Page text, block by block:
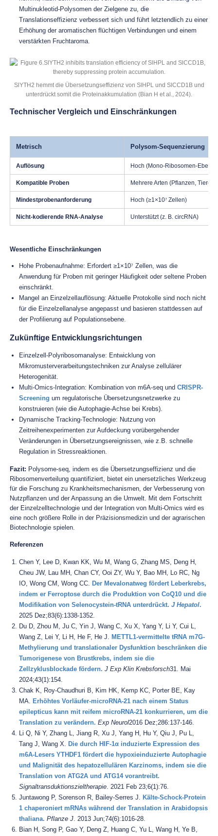
Multinukleotid-Polysomen der Zielgene zu, die
Translationseffizienz verbessert sich und führt letztendlich zu einer
Erhöhung der aromatischen flüchtigen Verbindungen und einem
verstärkten Fruchtaroma.
SlYTH2 hemmt die Übersetzungseffizienz von SlHPL und SlCCD1B und
unterdrückt somit die Proteinakkumulation (Bian H et al., 2024).
Technischer Vergleich und Einschränkungen
Metrisch Polysom-Sequenzierung
Auflösung Hoch (Mono-Ribosomen-Ebene)
Kompatible Proben Mehrere Arten (Pflanzen, Tiere,
Mindestprobenanforderung Hoch (≥1×10⁷ Zellen)
Nicht-kodierende RNA-Analyse Unterstützt (z. B. circRNA)
Wesentliche Einschränkungen
Hohe Probenaufnahme: Erfordert ≥1×10⁷ Zellen, was die
Anwendung für Proben mit geringer Häufigkeit oder seltene Proben
einschränkt.
Mangel an Einzelzellauflösung: Aktuelle Protokolle sind noch nicht
für die Einzelzellanalyse angepasst und basieren stattdessen auf
der Profilierung auf Populationsebene.
Zukünftige Entwicklungsrichtungen
Einzelzell-Polyribosomanalyse: Entwicklung von
Mikromusterverarbeitungstechniken zur Analyse zellulärer
Heterogenität.
Multi-Omics-Integration: Kombination von m6A-seq und CRISPR-
Screening um regulatorische Übersetzungsnetzwerke zu
konstruieren (wie die Autophagie-Achse bei Krebs).
Dynamische Tracking-Technologie: Nutzung von
Zeitreihenexperimenten zur Aufdeckung vorübergehender
Veränderungen in Übersetzungsereignissen, wie z.B. schnelle
Regulation in Stressreaktionen.
Fazit: Polysome-seq, indem es die Übersetzungseffizienz und die
Ribosomenverteilung quantifiziert, bietet ein unersetzliches Werkzeug
für die Forschung zu Krankheitsmechanismen, der Verbesserung von
Nutzpflanzen und der Anpassung an die Umwelt. Mit dem Fortschritt
der Einzelzelltechnologie und der Integration von Multi-Omics wird es
eine noch größere Rolle in der Präzisionsmedizin und der agrarischen
Biotechnologie spielen.
Referenzen
Chen Y, Lee D, Kwan KK, Wu M, Wang G, Zhang MS, Deng H,
Cheu JW, Lau MH, Chan CY, Ooi ZY, Wu Y, Bao MH, Lo RC, Ng
IO, Wong CM, Wong CC. Der Mevalonatweg fördert Leberkrebs,
indem er Ferroptose durch die Produktion von CoQ10 und die
Modifikation von Selenocystein-tRNA unterdrückt. J Hepatol.
2025 Dez;83(6):1338-1352.
Du D, Zhou M, Ju C, Yin J, Wang C, Xu X, Yang Y, Li Y, Cui L,
Wang Z, Lei Y, Li H, He F, He J. METTL1-vermittelte tRNA m7G-
Methylierung und translationaler Dysfunktion beschränken die
Tumorigenese von Brustkrebs, indem sie die
Zellzyklusblockade fördern. J Exp Klin Krebsforsch31. Mai
2024;43(1):154.
Chak K, Roy-Chaudhuri B, Kim HK, Kemp KC, Porter BE, Kay
MA. Erhöhtes Vorläufer-microRNA-21 nach einem Status
epilepticus kann mit reifem microRNA-21 konkurrieren, um die
Translation zu verändern. Exp Neurol2016 Dez;286:137-146.
Li Q, Ni Y, Zhang L, Jiang R, Xu J, Yang H, Hu Y, Qiu J, Pu L,
Tang J, Wang X. Die durch HIF-1α induzierte Expression des
m6A-Lesers YTHDF1 fördert die hypoxieinduzierte Autophagie
und Malignität des hepatozellulären Karzinoms, indem sie die
Translation von ATG2A und ATG14 vorantreibt.
Signaltransduktionszieltherapie. 2021 Feb 23;6(1):76.
Juntawong P, Sorenson R, Bailey-Serres J. Kälte-Schock-Protein
1 chaperoniert mRNAs während der Translation in Arabidopsis
thaliana. Pflanze J. 2013 Jun;74(6):1016-28.
Bian H, Song P, Gao Y, Deng Z, Huang C, Yu L, Wang H, Ye B,